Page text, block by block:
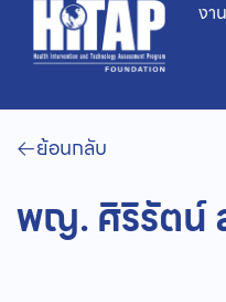
งา
ย้อนกลับ
พญ. ศิริรัตน์